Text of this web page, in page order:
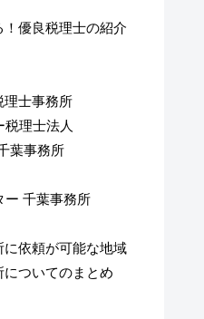
優良税理士の紹介
理士事務所
税理士法人
葉事務所
ー 千葉事務所
依頼が可能な地域
ついてのまとめ